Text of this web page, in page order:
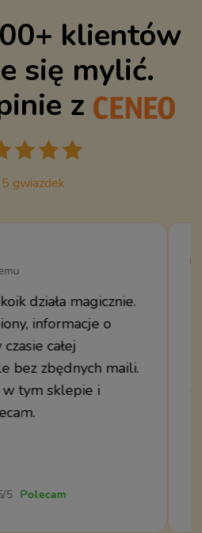
klientów
się mylić.
z
gwiazdek
działa magicznie.
informacje o
całej
bez zbędnych maili.
tym sklepie i
5 Polecam